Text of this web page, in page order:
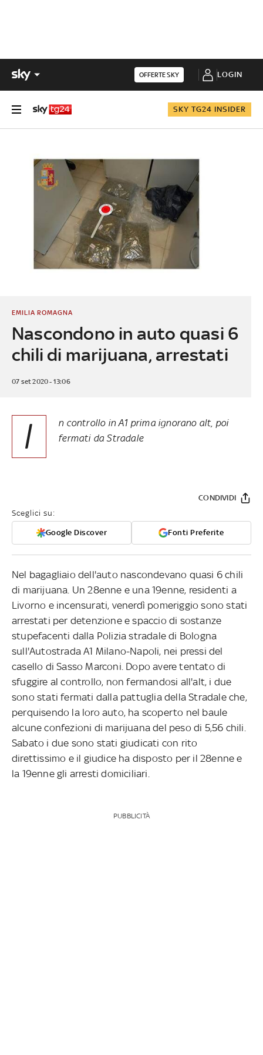
OFFERTE SKY LOGIN
SKY TG24 INSIDER
Nascondono in auto quasi 6
chili di marijuana, arrestati
EMILIA ROMAGNA
07 set 2020 - 13:06
I
n controllo in A1 prima ignorano alt, poi
fermati da Stradale
Sceglici su:
Google Discover Fonti Preferite
CONDIVIDI
Nel bagagliaio dell'auto nascondevano quasi 6 chili
di marijuana. Un 28enne e una 19enne, residenti a
Livorno e incensurati, venerdì pomeriggio sono stati
arrestati per detenzione e spaccio di sostanze
stupefacenti dalla Polizia stradale di Bologna
sull'Autostrada A1 Milano-Napoli, nei pressi del
casello di Sasso Marconi. Dopo avere tentato di
sfuggire al controllo, non fermandosi all'alt, i due
sono stati fermati dalla pattuglia della Stradale che,
perquisendo la loro auto, ha scoperto nel baule
alcune confezioni di marijuana del peso di 5,56 chili.
Sabato i due sono stati giudicati con rito
direttissimo e il giudice ha disposto per il 28enne e
la 19enne gli arresti domiciliari.
PUBBLICITÀ